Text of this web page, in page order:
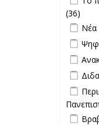
(36)
Apply
Νέα
Apply
Apply
filter
Apply
Apply
Apply